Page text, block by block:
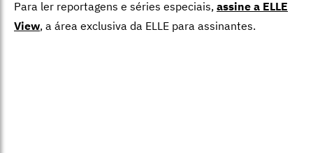
Para ler reportagens e séries especiais, assine a ELLE
View, a área exclusiva da ELLE para assinantes.